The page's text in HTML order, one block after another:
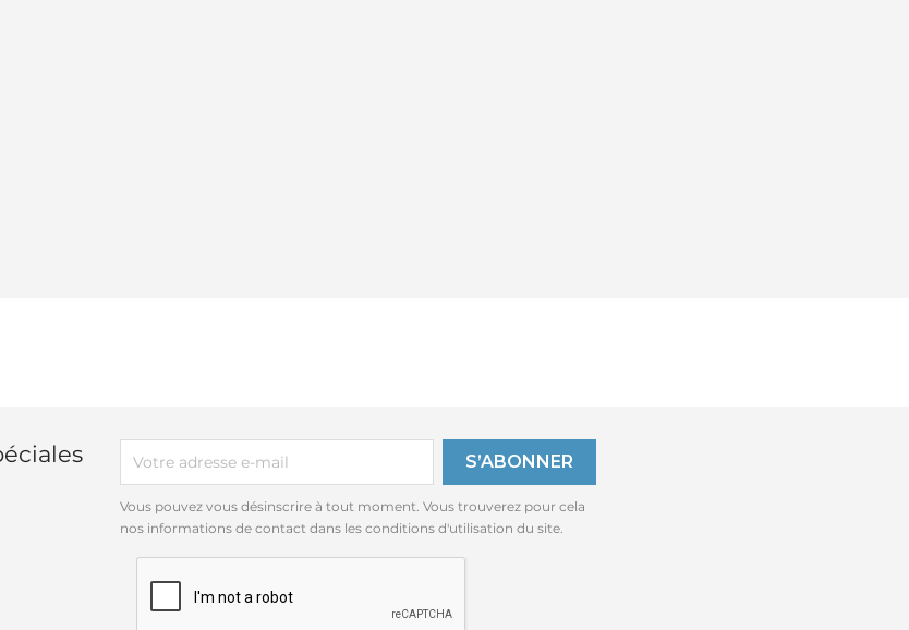
Vous pouvez vous désinscrire à tout moment. Vous trouverez pour cela
nos informations de contact dans les conditions d'utilisation du site.